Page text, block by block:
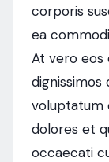
corporis
ea
At vero eos
dignissimos
voluptatum
dolores et
occaecati